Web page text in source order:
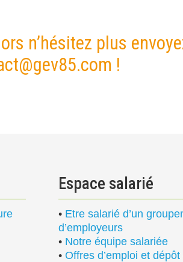
n’hésitez plus
!
Espace salarié
• Etre salarié d’un
d’employeurs
• Notre équipe salariée
• Offres d’emploi et dépôt